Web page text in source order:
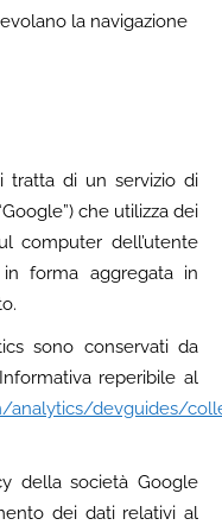
la navigazione
tratta di un servizio di
che utilizza dei
computer dell’utente
forma aggregata in
sono conservati da
reperibile al
analytics/devguides/
della società Google
dei dati relativi al